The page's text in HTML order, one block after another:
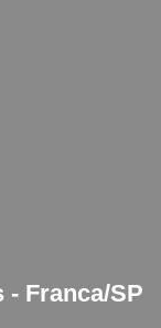
Franca/SP